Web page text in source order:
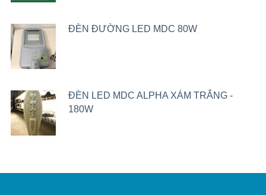
ĐÈN ĐƯỜNG LED MDC 80W
ĐÈN LED MDC ALPHA XÁM TRẮNG -
180W